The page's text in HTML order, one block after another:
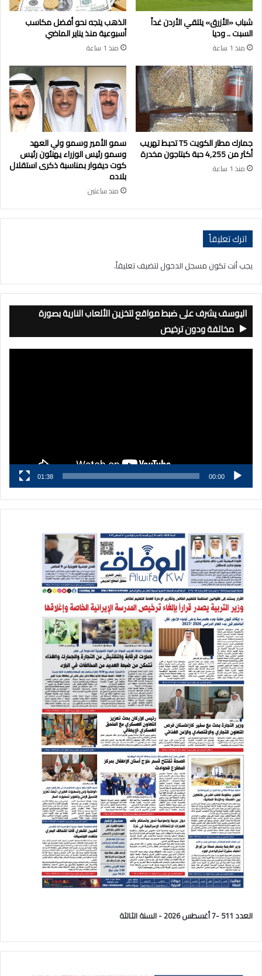
شباب «الأزرق» يلتقي الأردن غداً
السبت .. وديا
منذ 1 ساعة
الذهب يتجه نحو أفضل مكاسب
أسبوعية منذ يناير الماضي
منذ 1 ساعة
جمارك مطار الكويت T5 تحبط تهريب
أكثر من 4,255 حبة كبتاجون مخدرة
منذ 1 ساعة
سمو الأمير وسمو ولي العهد
وسمو رئيس الوزراء يهنئون رئيس
كوت ديفوار بمناسبة ذكرى استقلال
بلاده
منذ ساعتين
اترك تعليقاً
يجب أنت تكون مسجل الدخول لتضيف تعليقاً.
اليوسف يشرف على ضبط مواقع لتخزين الألعاب النارية بصورة
مخالفة ودون ترخيص
00:00
01:38
العدد 511 -7 أغسطس 2026 - السنة الثالثة